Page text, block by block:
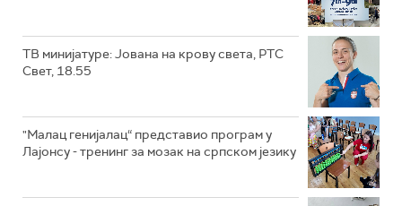
ТВ минијатуре: Јована на крову света, РТС
Свет, 18.55
"Малац генијалац“ представио програм у
Лајонсу - тренинг за мозак на српском језику